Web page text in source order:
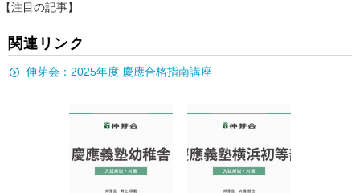
【注目の記事】
関連リンク
伸芽会：2025年度 慶應合格指南講座